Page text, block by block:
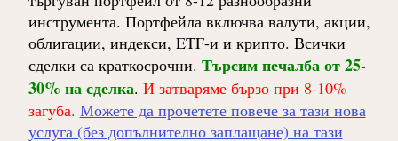
инструмента. Портфейла включва валути, акции,
облигации, индекси, ETF-и и крипто. Всички
сделки са краткосрочни. Търсим печалба от 25-
30% на сделка. И затваряме бързо при 8-10%
загуба. Можете да прочетете повече за тази нова
услуга (без допълнително заплащане) на тази